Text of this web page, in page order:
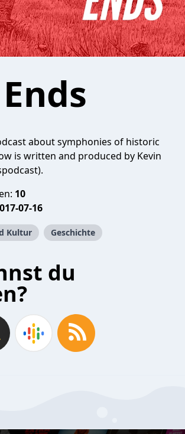
about symphonies of historic
is written and produced by Kevin
10
07-16
Kultur Geschichte
du